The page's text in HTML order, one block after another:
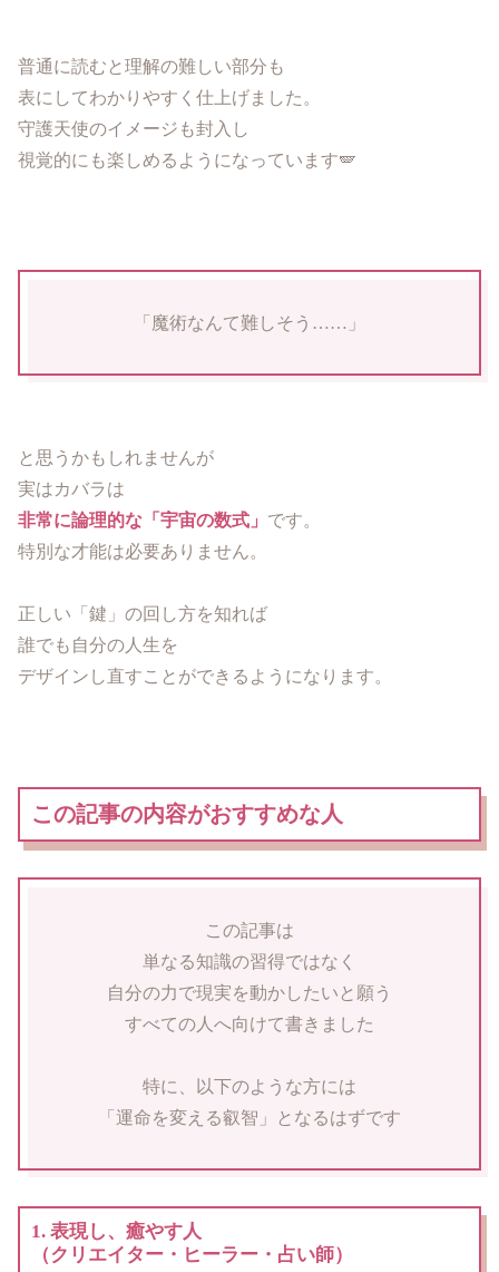
普通に読むと理解の難しい部分も
表にしてわかりやすく仕上げました。
守護天使のイメージも封入し
視覚的にも楽しめるようになっています🪽
「魔術なんて難しそう……」
と思うかもしれませんが
実はカバラは
非常に論理的な「宇宙の数式」 です。
特別な才能は必要ありません。
正しい「鍵」の回し方を知れば
誰でも自分の人生を
デザインし直すことができるようになります。
この記事の内容がおすすめな人
この記事は
単なる知識の習得ではなく
自分の力で現実を動かしたいと願う
すべての人へ向けて書きました
特に、以下のような方には
「運命を変える叡智」となるはずです
1. 表現し、癒やす人
（クリエイター・ヒーラー・占い師）